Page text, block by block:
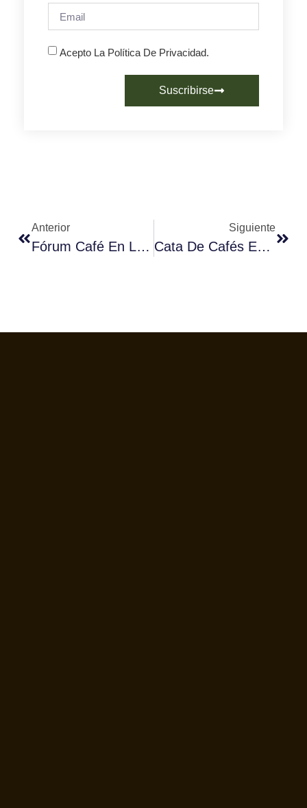
Acepto La Política De Privacidad.
Suscribirse
Anterior
Fórum Café En Las Redes Sociales.
Siguiente
Cata De Cafés En Alimentaria